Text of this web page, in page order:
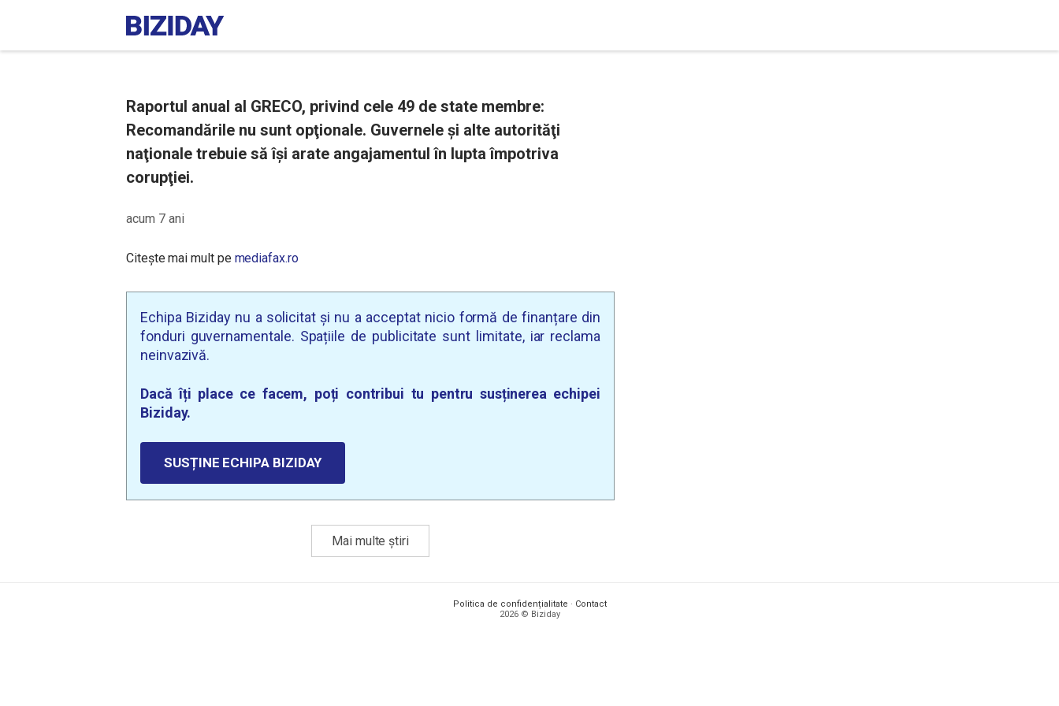
Raportul anual al GRECO, privind cele 49 de state membre:
Recomandările nu sunt opţionale. Guvernele și alte autorităţi
naţionale trebuie să îşi arate angajamentul în lupta împotriva
corupţiei.
acum 7 ani
Citește mai mult pe mediafax.ro
Echipa Biziday nu a solicitat și nu a acceptat nicio formă de finanțare din
fonduri guvernamentale. Spațiile de publicitate sunt limitate, iar reclama
neinvazivă.
Dacă îți place ce facem, poți contribui tu pentru susținerea echipei
Biziday.
SUSȚINE ECHIPA BIZIDAY
Mai multe știri
Politica de confidențialitate · Contact
2026 © Biziday